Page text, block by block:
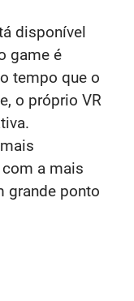
disponível
game é
tempo que o
o próprio VR
a mais
grande ponto